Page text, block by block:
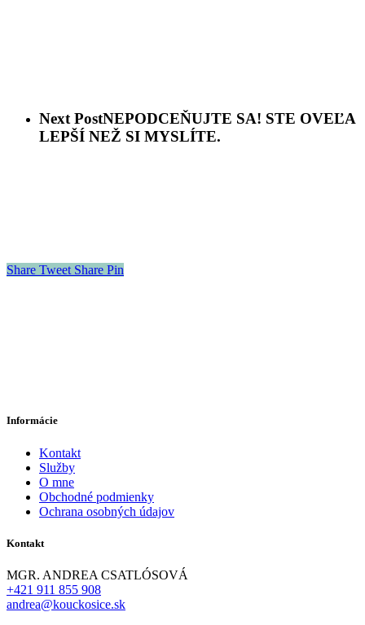
Next PostNEPODCEŇUJTE SA! STE OVEĽA
LEPŠÍ NEŽ SI MYSLÍTE.
Share Tweet Share Pin
Informácie
Kontakt
Služby
O mne
Obchodné podmienky
Ochrana osobných údajov
Kontakt
MGR. ANDREA CSATLÓSOVÁ
+421 911 855 908
andrea@kouckosice.sk